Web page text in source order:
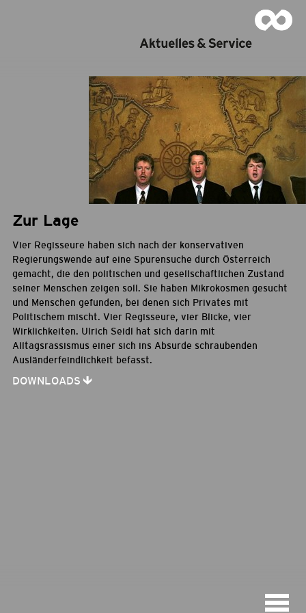
Zur Lage
Vier Regisseure haben sich nach der konservativen
Regierungswende auf eine Spurensuche durch Österreich
gemacht, die den politischen und gesellschaftlichen Zustand
seiner Menschen zeigen soll. Sie haben Mikrokosmen gesucht
und Menschen gefunden, bei denen sich Privates mit
Politischem mischt. Vier Regisseure, vier Blicke, vier
Wirklichkeiten. Ulrich Seidl hat sich darin mit
Alltagsrassismus einer sich ins Absurde schraubenden
Ausländerfeindlichkeit befasst.
DOWNLOADS